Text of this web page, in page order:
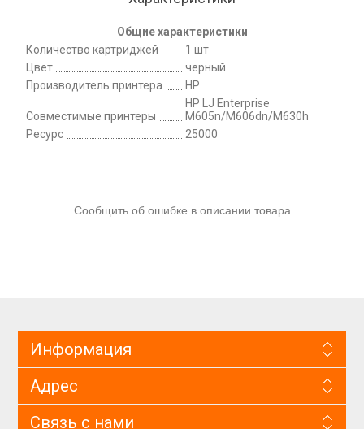
Общие характеристики
Количество картриджей
1 шт
Цвет
черный
Производитель принтера
HP
Совместимые принтеры
HP LJ Enterprise
M605n/M606dn/M630h
Ресурс
25000
Сообщить об ошибке в описании товара
Информация
Адрес
Связь с нами